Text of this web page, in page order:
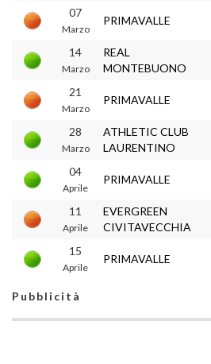
07
Marzo
PRIMAVALLE
14
Marzo
REAL
MONTEBUONO
21
Marzo
PRIMAVALLE
28
Marzo
ATHLETIC CLUB
LAURENTINO
04
Aprile
PRIMAVALLE
11
Aprile
EVERGREEN
CIVITAVECCHIA
15
Aprile
PRIMAVALLE
Pubblicità